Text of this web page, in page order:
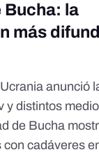
Bucha: la
más
anunció
y distintos
de Bucha
cadáveres